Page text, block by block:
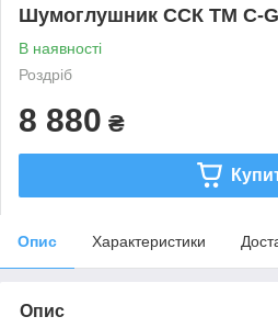
Шумоглушник ССК ТМ C-
В наявності
Роздріб
8 880 ₴
Опис Характеристики
Опис